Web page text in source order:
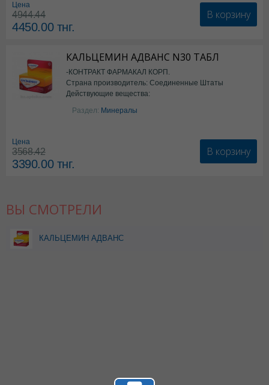
Цена
4944.44
4450.00тнг.
В корзину
КАЛЬЦЕМИН АДВАНС N30 ТАБЛ
-КОНТРАКТ ФАРМАКАЛ КОРП.
Страна производитель: Соединенные Штаты
Америки
Действующие вещества:
Колекальциферол+Кальция
карбонат
Раздел: Минералы
Цена
3568.42
3390.00тнг.
В корзину
ВЫ СМОТРЕЛИ
КАЛЬЦЕМИН АДВАНС